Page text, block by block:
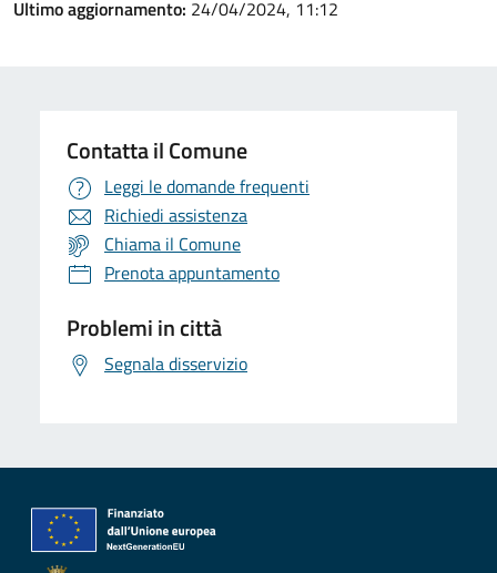
Ultimo aggiornamento: 24/04/2024, 11:12
Contatta il Comune
Leggi le domande frequenti
Richiedi assistenza
Chiama il Comune
Prenota appuntamento
Problemi in città
Segnala disservizio